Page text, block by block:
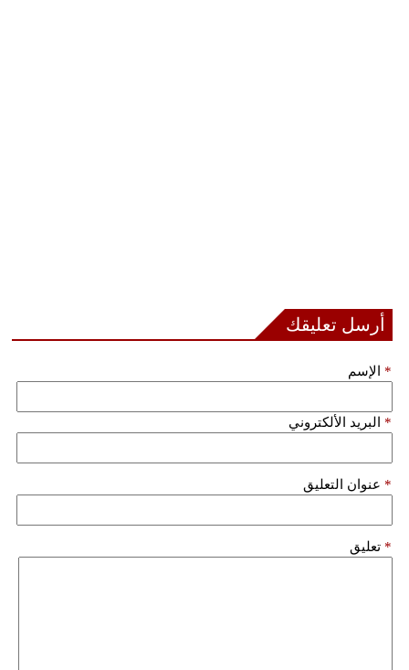
أرسل تعليقك
الإسم *
البريد الألكتروني *
عنوان التعليق *
تعليق *